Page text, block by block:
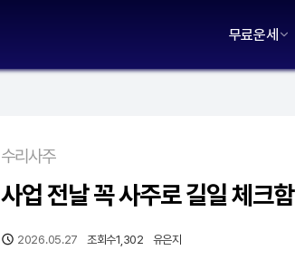
무료운세
수리사주
사업 전날 꼭 사주로 길일 체크함
2026.05.27 조회수1,302 유은지